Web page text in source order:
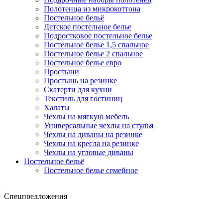
Полотенца из микрокоттона
Постельное бельё
Детское постельное белье
Подростковое постельное белье
Постельное белье 1,5 спальное
Постельное белье 2 спальное
Постельное белье евро
Простыни
Простынь на резинке
Скатерти для кухни
Текстиль для гостиниц
Халаты
Чехлы на мягкую мебель
Универсальные чехлы на стулья
Чехлы на диваны на резинке
Чехлы на кресла на резинке
Чехлы на угловые диваны
Постельное бельё
Постельное белье семейное
Спецпредложения